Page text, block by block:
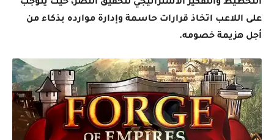
التخطيط والتفكير الاستراتيجي لتحقيق النصر، حيث يتوجب
على اللاعب اتخاذ قرارات حاسمة وإدارة موارده بذكاء من
أجل هزيمة خصومه.